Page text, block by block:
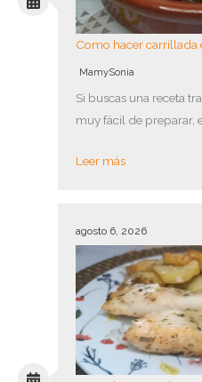
Como hacer carrillada
MamySonia
Si buscas una receta
muy fácil de preparar,
Leer más
agosto 6, 2026